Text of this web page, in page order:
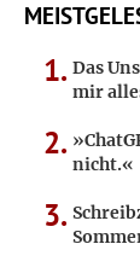
Das
mir
nicht.«